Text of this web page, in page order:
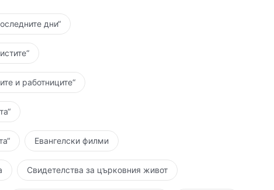
дни“
и работниците“
Евангелски филми
Свидетелства за църковния живот